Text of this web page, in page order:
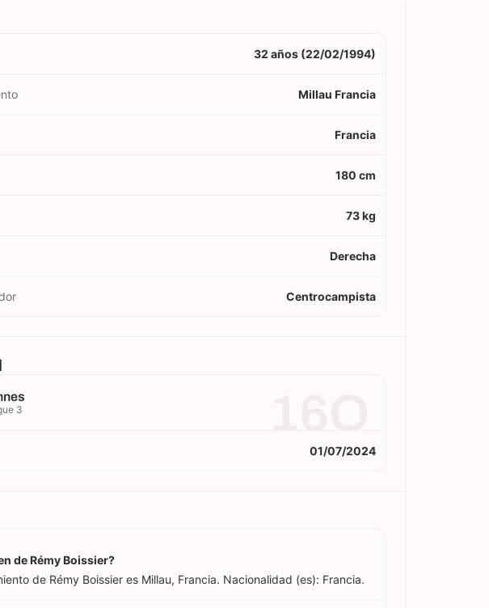
32 años (22/02/1994)
Millau Francia
Francia
180 cm
73 kg
Derecha
Centrocampista
3
01/07/2024
de Rémy Boissier?
de Rémy Boissier es Millau, Francia. Nacionalidad (es): Francia.